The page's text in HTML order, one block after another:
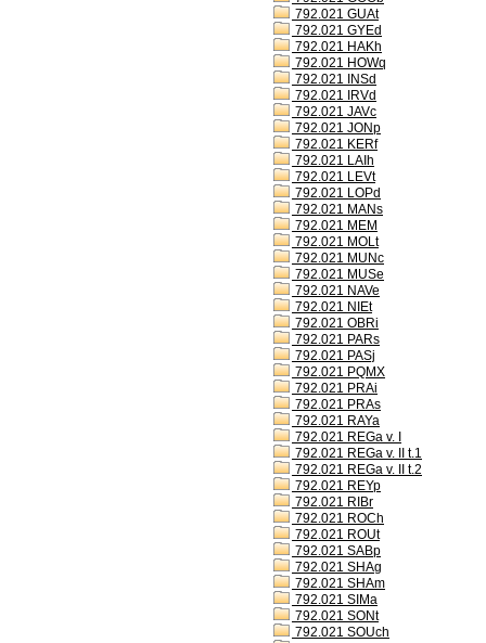
792.021 GUAt
792.021 GYEd
792.021 HAKh
792.021 HOWq
792.021 INSd
792.021 IRVd
792.021 JAVc
792.021 JONp
792.021 KERf
792.021 LAIh
792.021 LEVt
792.021 LOPd
792.021 MANs
792.021 MEM
792.021 MOLt
792.021 MUNc
792.021 MUSe
792.021 NAVe
792.021 NIEt
792.021 OBRi
792.021 PARs
792.021 PASj
792.021 PQMX
792.021 PRAi
792.021 PRAs
792.021 RAYa
792.021 REGa v. I
792.021 REGa v. II t.1
792.021 REGa v. II t.2
792.021 REYp
792.021 RIBr
792.021 ROCh
792.021 ROUt
792.021 SABp
792.021 SHAg
792.021 SHAm
792.021 SIMa
792.021 SONt
792.021 SOUch